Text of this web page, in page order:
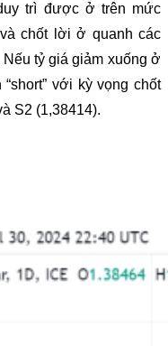
trì được ở trên mức
chốt lời ở quanh các
tỷ giá giảm xuống ở
với kỳ vọng chốt
S2 (1,38414).